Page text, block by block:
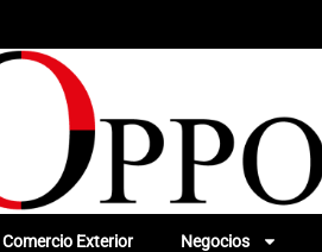
Comercio Exterior Negocios